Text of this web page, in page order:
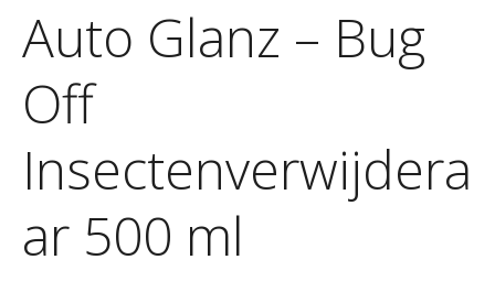
Auto Glanz – Bug
Off
Insectenverwijdera
ar 500 ml